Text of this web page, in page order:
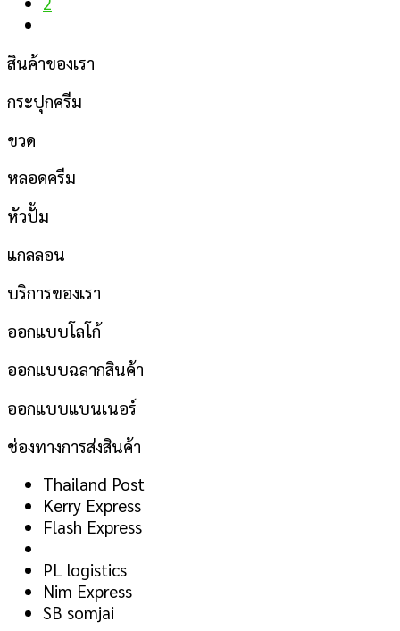
สินค้าของเรา
กระปุกครีม
ขวด
หลอดครีม
หัวปั้ม
แกลลอน
บริการของเรา
ออกแบบโลโก้
ออกแบบฉลากสินค้า
ออกแบบแบนเนอร์
ช่องทางการส่งสินค้า
Thailand Post
Kerry Express
Flash Express
PL logistics
Nim Express
SB somjai